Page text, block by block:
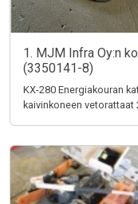
1. MJM Infra Oy:n
(3350141-8)
KX-280 Energiakouran
kaivinkoneen vetorattaat